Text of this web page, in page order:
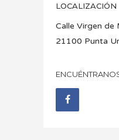
LOCALIZACIÓN
Calle Virgen
21100 Punta